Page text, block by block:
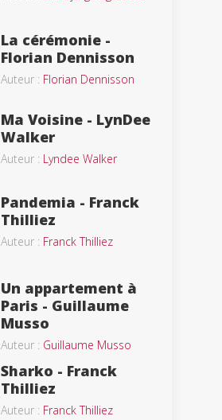
La cérémonie -
Florian Dennisson
Auteur : Florian Dennisson
Ma Voisine - LynDee
Walker
Auteur : Lyndee Walker
Pandemia - Franck
Thilliez
Auteur : Franck Thilliez
Un appartement à
Paris - Guillaume
Musso
Auteur : Guillaume Musso
Sharko - Franck
Thilliez
Auteur : Franck Thilliez